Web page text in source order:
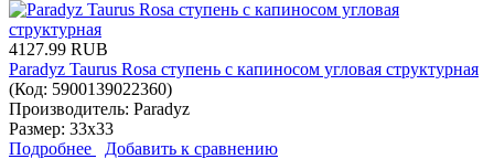
4127.99 RUB
Paradyz Taurus Rosa ступень с капиносом угловая структурная
(Код: 5900139022360)
Производитель: Paradyz
Размер: 33x33
Подробнее
Добавить к сравнению